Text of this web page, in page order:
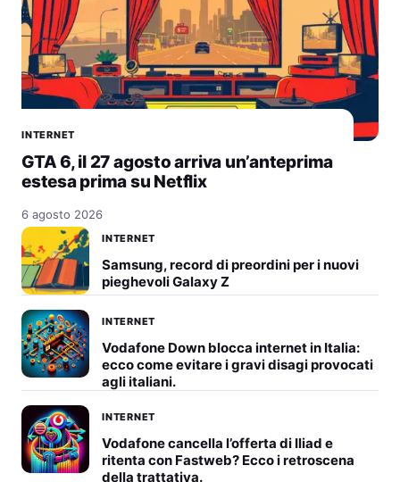
INTERNET
GTA 6, il 27 agosto arriva un’anteprima
estesa prima su Netflix
6 agosto 2026
INTERNET
Samsung, record di preordini per i nuovi
pieghevoli Galaxy Z
INTERNET
Vodafone Down blocca internet in Italia:
ecco come evitare i gravi disagi provocati
agli italiani.
INTERNET
Vodafone cancella l’offerta di Iliad e
ritenta con Fastweb? Ecco i retroscena
della trattativa.